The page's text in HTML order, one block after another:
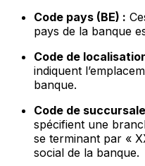
Code pays (BE) :
pays de la banque
Code de
indiquent
banque.
Code de
spécifient une
se terminant par «
social de la banque.